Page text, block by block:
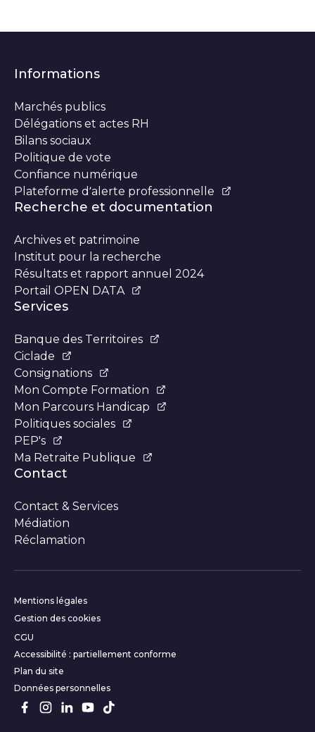
Informations
Marchés publics
Délégations et actes RH
Bilans sociaux
Politique de vote
Confiance numérique
Plateforme d’alerte professionnelle
Recherche et documentation
Archives et patrimoine
Institut pour la recherche
Résultats et rapport annuel 2024
Portail OPEN DATA
Services
Banque des Territoires
Ciclade
Consignations
Mon Compte Formation
Mon Parcours Handicap
Politiques sociales
PEP's
Ma Retraite Publique
Contact
Contact & Services
Médiation
Réclamation
Informations
Mentions légales
Gestion des cookies
CGU
Accessibilité : partiellement conforme
Plan du site
Données personnelles
Suivez-nous sur les réseaux
Facebook
Instagram
LinkedIn
Youtube
TikTok